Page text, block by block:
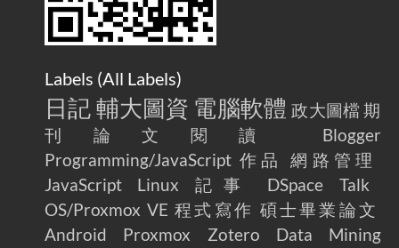
Labels (All Labels)
日記 輔大圖資 電腦軟體 政大圖檔 期
刊論文閱讀
Blogger
Programming/JavaScript 作品
網路管理
JavaScript
Linux 記事 DSpace
Talk
OS/Proxmox VE 程式寫作 碩士畢業論文
Android
Proxmox Zotero
Data Mining